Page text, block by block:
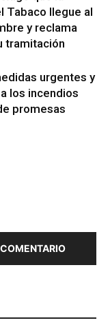
Tabaco llegue al
y reclama
tramitación
urgentes y
los incendios
promesas